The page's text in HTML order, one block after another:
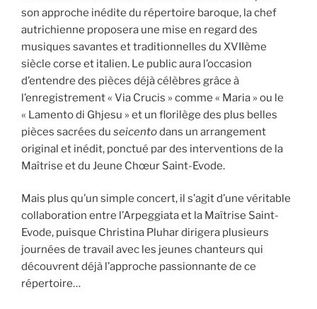
son approche inédite du répertoire baroque, la chef
autrichienne proposera une mise en regard des
musiques savantes et traditionnelles du XVIIème
siècle corse et italien. Le public aura l’occasion
d’entendre des pièces déjà célèbres grâce à
l’enregistrement « Via Crucis » comme « Maria » ou le
« Lamento di Ghjesu » et un florilège des plus belles
pièces sacrées du seicentodans un arrangement
original et inédit, ponctué par des interventions de la
Maîtrise et du Jeune Chœur Saint-Evode.
Mais plus qu’un simple concert, il s’agit d’une véritable
collaboration entre l’Arpeggiata et la Maîtrise Saint-
Evode, puisque Christina Pluhar dirigera plusieurs
journées de travail avec les jeunes chanteurs qui
découvrent déjà l’approche passionnante de ce
répertoire…